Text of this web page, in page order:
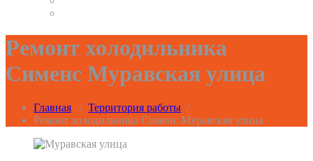
Ремонт холодильника
Сименс Муравская улица
Главная / Территория работы /
Ремонт холодильника Сименс Муравская улица